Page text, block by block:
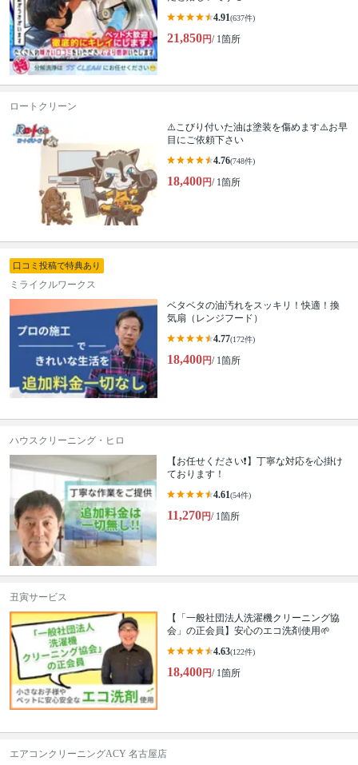
4.91(637件)
21,850円/ 1箇所
ロートクリーン
⚠️こびり付いた油は塗装を傷めます⚠️お早
目にご依頼下さい
4.76(748件)
18,400円/ 1箇所
口コミ投稿で特典あり
ミライクルワークス
ベタベタの油汚れをスッキリ！快適！換
気扇（レンジフード）
4.77(172件)
18,400円/ 1箇所
ハウスクリーニング・ヒロ
【お任せください❗️】丁寧な対応を心掛け
ております！
4.61(54件)
11,270円/ 1箇所
丑寅サービス
【「一般社団法人洗濯機クリーニング協
会」の正会員】安心のエコ洗剤使用🌱
4.63(122件)
18,400円/ 1箇所
エアコンクリーニングACY 名古屋店